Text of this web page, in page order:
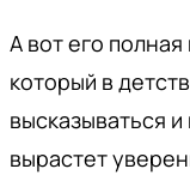
А вот его
который в
высказываться
вырастет